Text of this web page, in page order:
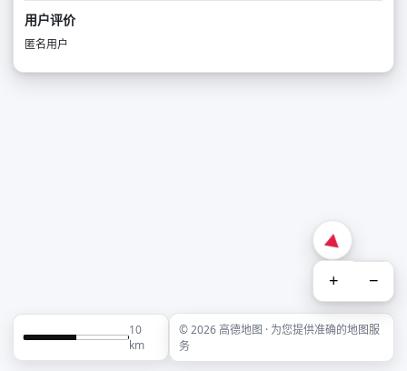
用户评价
匿名用户
+ −
10
km
© 2026 高德地图 · 为您提供准确的地图服
务